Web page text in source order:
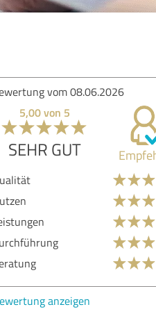
vom 16.03.2024
4,60 von 5
SEHR GUT
anzeigen